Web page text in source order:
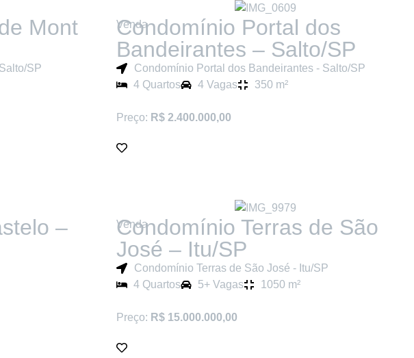
Mont
SP
Venda
Condomínio Portal dos
Bandeirantes – Salto/SP
Condomínio Portal dos Bandeirantes - Salto/SP
4 Quartos
4 Vagas 350 m²
Preço: R$ 2.400.000,00
–
Venda
Condomínio Terras de São
José – Itu/SP
Condomínio Terras de São José - Itu/SP
4 Quartos
5+ Vagas 1050 m²
Preço: R$ 15.000.000,00